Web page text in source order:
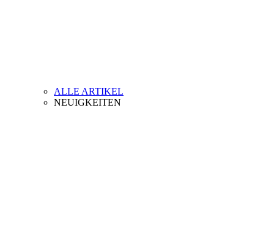
ALLE ARTIKEL
NEUIGKEITEN